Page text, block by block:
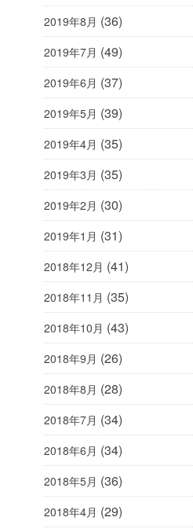
2019年8月 (36)
2019年7月 (49)
2019年6月 (37)
2019年5月 (39)
2019年4月 (35)
2019年3月 (35)
2019年2月 (30)
2019年1月 (31)
2018年12月 (41)
2018年11月 (35)
2018年10月 (43)
2018年9月 (26)
2018年8月 (28)
2018年7月 (34)
2018年6月 (34)
2018年5月 (36)
2018年4月 (29)